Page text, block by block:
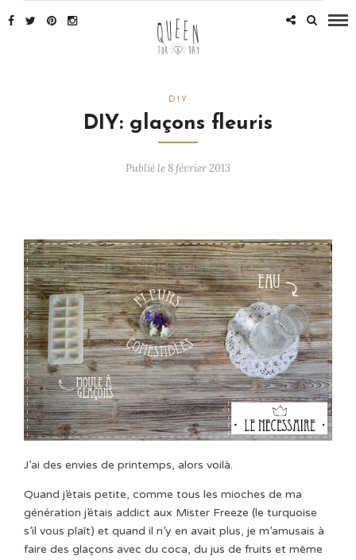
DIY
DIY: glaçons fleuris
Publié le 8 février 2013
J’ai des envies de printemps, alors voilà.
Quand j’étais petite, comme tous les mioches de ma
génération j’étais addict aux Mister Freeze (le turquoise
s’il vous plaît) et quand il n’y en avait plus, je m’amusais à
faire des glaçons avec du coca, du jus de fruits et même